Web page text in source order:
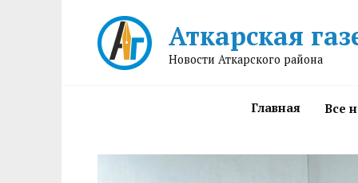
Аткарская
Новости Аткарского района
Главная Все